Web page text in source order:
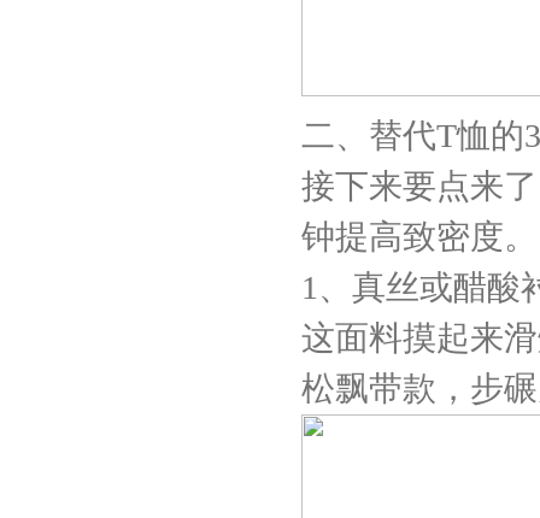
二、替代T恤的
接下来要点来
钟提高致密度。
1、真丝或醋酸
这面料摸起来
松飘带款，步